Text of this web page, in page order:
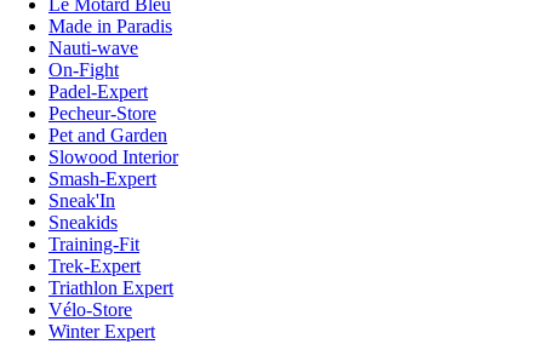
Le Motard Bleu
Made in Paradis
Nauti-wave
On-Fight
Padel-Expert
Pecheur-Store
Pet and Garden
Slowood Interior
Smash-Expert
Sneak'In
Sneakids
Training-Fit
Trek-Expert
Triathlon Expert
Vélo-Store
Winter Expert